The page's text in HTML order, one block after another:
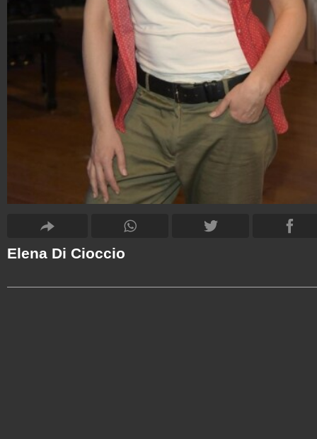
Elena Di Cioccio